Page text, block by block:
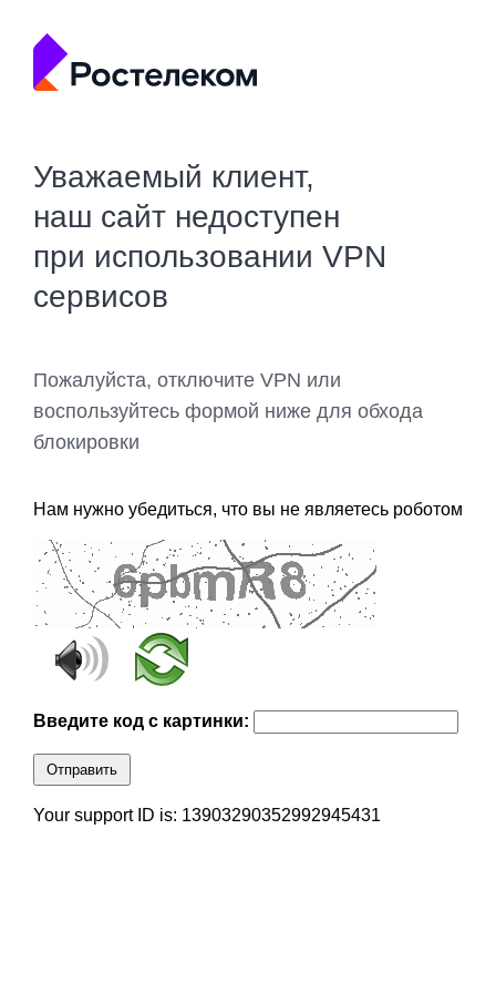
Уважаемый клиент,
наш сайт недоступен
при использовании VPN
сервисов
Пожалуйста, отключите VPN или
воспользуйтесь формой ниже для обхода
блокировки
Нам нужно убедиться, что вы не являетесь роботом
Введите код с картинки:
Отправить
Your support ID is: 13903290352992945431